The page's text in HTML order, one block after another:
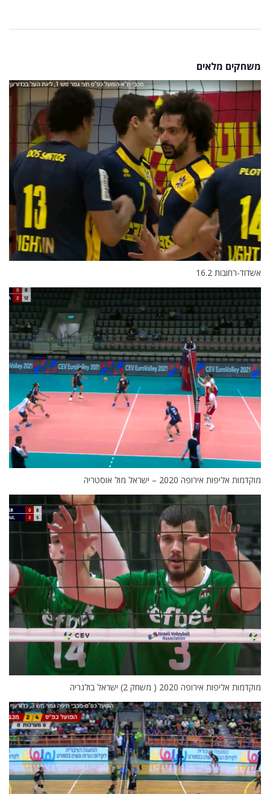
משחקים מלאים
אשדוד-רחובות 16.2
מוקדמות אליפות אירופה 2020 – ישראל מול אוסטריה
מוקדמות אליפות אירופה 2020 ( משחק 2) ישראל בולגריה